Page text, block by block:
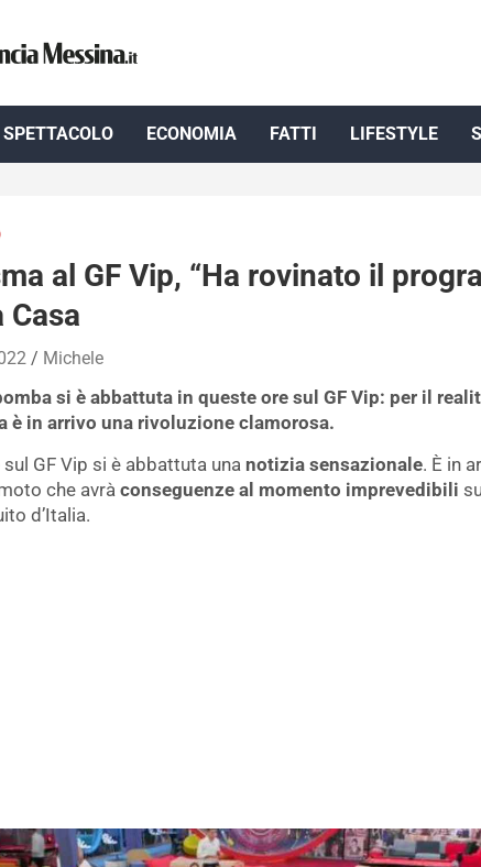
SPETTACOLO ECONOMIA FATTI LIFESTYLE
al GF Vip, “Ha rovinato il
Casa
Michele
si è abbattuta in queste ore sul GF Vip: per il
è in arrivo una rivoluzione clamorosa.
GF Vip si è abbattuta una notizia sensazionale. È in
che avrà conseguenze al momento imprevedibili
d’Italia.